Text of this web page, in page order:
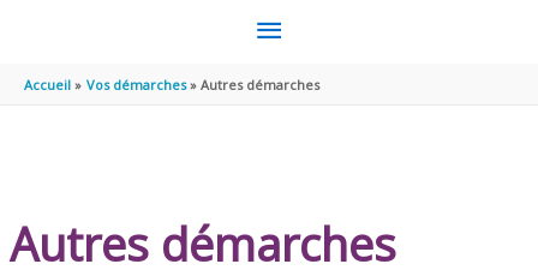
MENU
PRINCIPAL
Accueil Vos démarches Autres démarches
Autres démarches